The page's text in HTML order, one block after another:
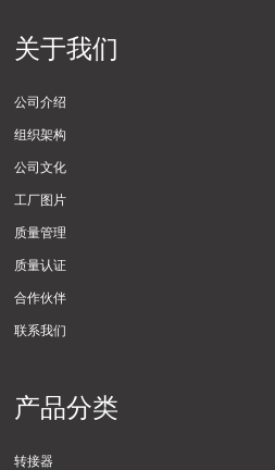
关于我们
公司介绍
组织架构
公司文化
工厂图片
质量管理
质量认证
合作伙伴
联系我们
产品分类
转接器